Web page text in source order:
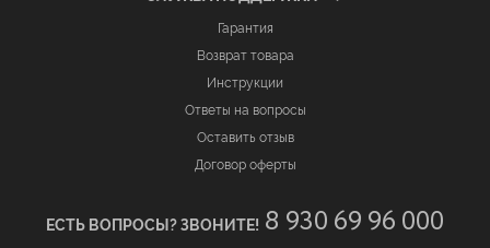
Гарантия
Возврат товара
Инструкции
Ответы на вопросы
Оставить отзыв
Договор оферты
ЕСТЬ ВОПРОСЫ? ЗВОНИТЕ! 8 930 69 96 000